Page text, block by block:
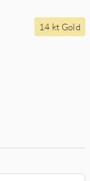
14 kt Gold